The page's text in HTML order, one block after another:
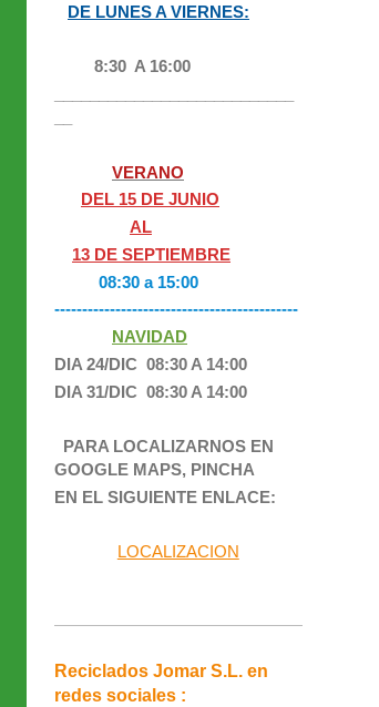
DE LUNES A VIERNES:
8:30 A 16:00
VERANO
DEL 15 DE JUNIO
AL
13 DE SEPTIEMBRE
08:30 a 15:00
--------------------------------------------
NAVIDAD
DIA 24/DIC 08:30 A 14:00
DIA 31/DIC 08:30 A 14:00
PARA LOCALIZARNOS EN
GOOGLE MAPS, PINCHA
EN EL SIGUIENTE ENLACE:
LOCALIZACION
Reciclados Jomar S.L. en
redes sociales :